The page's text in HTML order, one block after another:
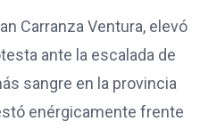
Carranza Ventura, elevó
ante la escalada de
sangre en la provincia
enérgicamente frente